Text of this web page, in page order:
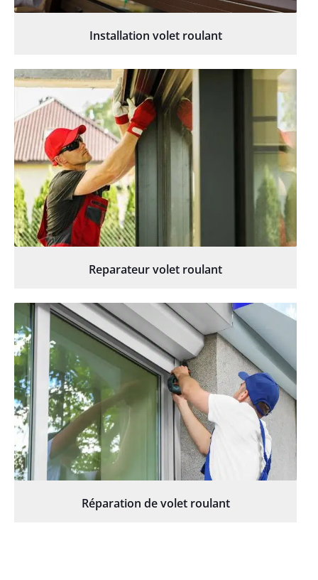
Installation volet roulant
Reparateur volet roulant
Réparation de volet roulant